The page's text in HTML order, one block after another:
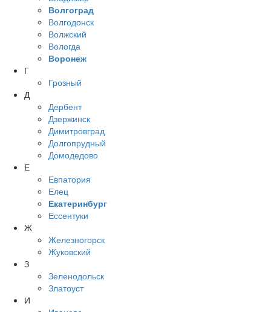
Волгоград
Волгодонск
Волжский
Вологда
Воронеж
Г
Грозный
Д
Дербент
Дзержинск
Димитровград
Долгопрудный
Домодедово
Е
Евпатория
Елец
Екатеринбург
Ессентуки
Ж
Железногорск
Жуковский
З
Зеленодольск
Златоуст
И